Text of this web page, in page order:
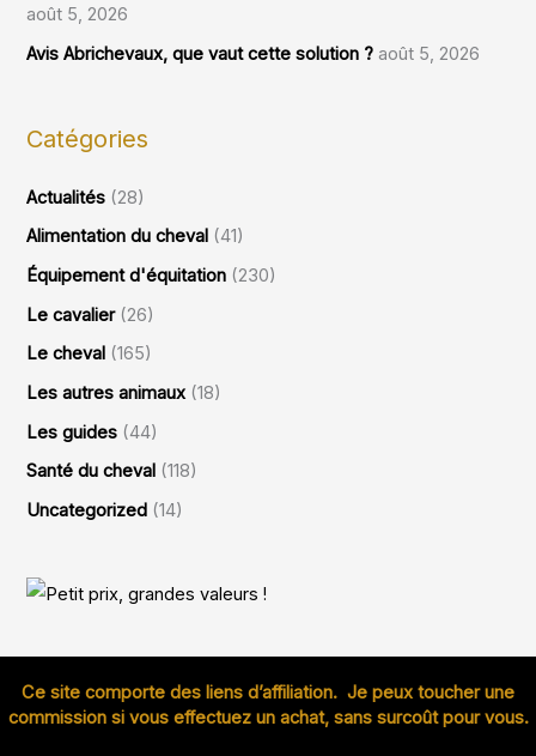
août 5, 2026
Avis Abrichevaux, que vaut cette solution ? août 5, 2026
Catégories
Actualités (28)
Alimentation du cheval (41)
Équipement d'équitation (230)
Le cavalier(26)
Le cheval (165)
Les autres animaux (18)
Les guides (44)
Santé du cheval (118)
Uncategorized (14)
Ce site comporte des liens d’affiliation. Je peux toucher une
commission si vous effectuez un achat, sans surcoût pour vous.